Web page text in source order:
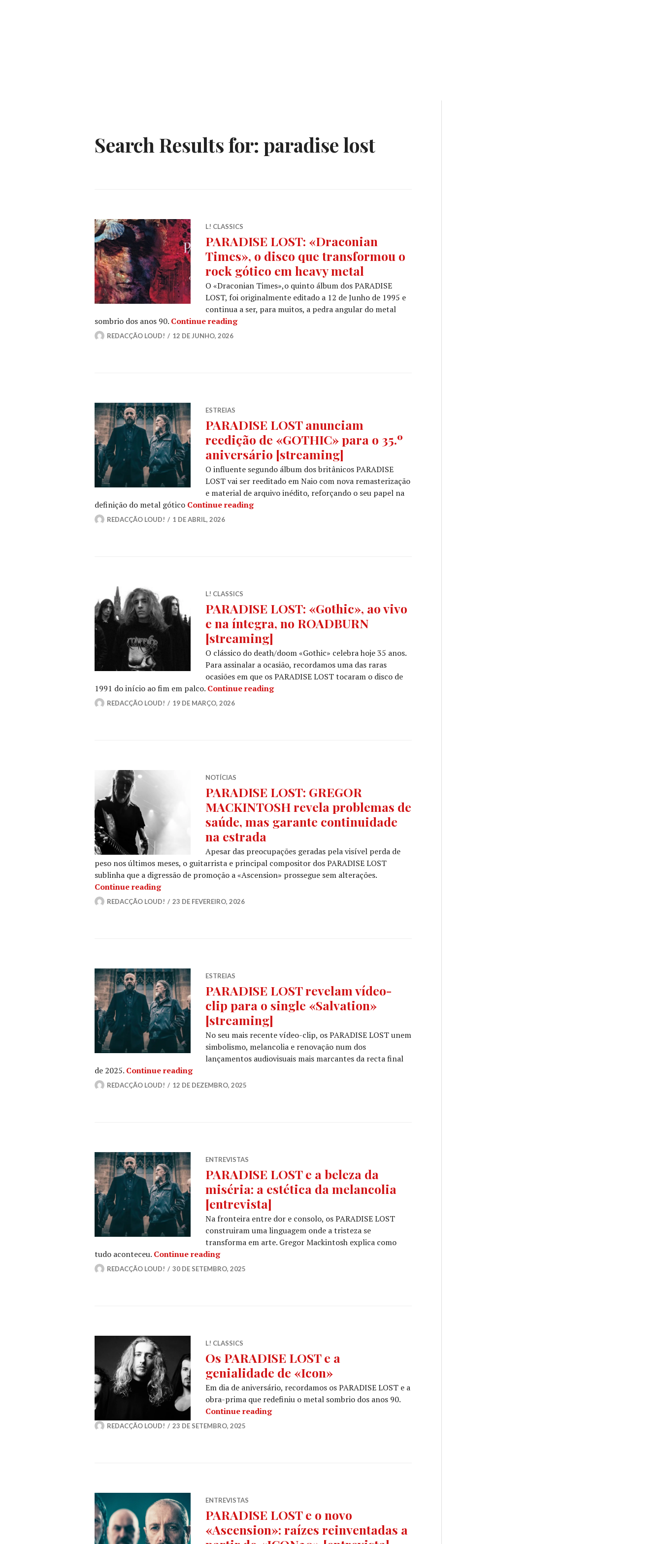
Search Results for: paradise lost
L! CLASSICS
PARADISE LOST: «Draconian
Times», o disco que transformou o
rock gótico em heavy metal
O «Draconian Times»,o quinto álbum dos PARADISE
LOST, foi originalmente editado a 12 de Junho de 1995 e
continua a ser, para muitos, a pedra angular do metal
sombrio dos anos 90. Continue readingPARADISE LOST: «Draconian Times», o disco que transformou o rock gótico em heavy metal
REDACÇÃO LOUD! 12 DE JUNHO, 2026
ESTREIAS
PARADISE LOST anunciam
reedição de «GOTHIC» para o 35.º
aniversário [streaming]
O influente segundo álbum dos britânicos PARADISE
LOST vai ser reeditado em Naio com nova remasterização
e material de arquivo inédito, reforçando o seu papel na
definição do metal gótico Continue readingPARADISE LOST anunciam reedição de «GOTHIC» para o 35.º aniversário [streaming]
REDACÇÃO LOUD! 1 DE ABRIL, 2026
L! CLASSICS
PARADISE LOST: «Gothic», ao vivo
e na íntegra, no ROADBURN
[streaming]
O clássico do death/doom «Gothic» celebra hoje 35 anos.
Para assinalar a ocasião, recordamos uma das raras
ocasiões em que os PARADISE LOST tocaram o disco de
1991 do início ao fim em palco. Continue readingPARADISE LOST: «Gothic», ao vivo e na íntegra, no ROADBURN [streaming]
REDACÇÃO LOUD! 19 DE MARÇO, 2026
NOTÍCIAS
PARADISE LOST: GREGOR
MACKINTOSH revela problemas de
saúde, mas garante continuidade
na estrada
Apesar das preocupações geradas pela visível perda de
peso nos últimos meses, o guitarrista e principal compositor dos PARADISE LOST
sublinha que a digressão de promoção a «Ascension» prossegue sem alterações.
Continue readingPARADISE LOST: GREGOR MACKINTOSH revela problemas de saúde, mas garante continuidade na estrada
REDACÇÃO LOUD! 23 DE FEVEREIRO, 2026
ESTREIAS
PARADISE LOST revelam vídeo-
clip para o single «Salvation»
[streaming]
No seu mais recente vídeo-clip, os PARADISE LOST unem
simbolismo, melancolia e renovação num dos
lançamentos audiovisuais mais marcantes da recta final
de 2025. Continue readingPARADISE LOST revelam vídeo-clip para o single «Salvation» [streaming]
REDACÇÃO LOUD! 12 DE DEZEMBRO, 2025
ENTREVISTAS
PARADISE LOST e a beleza da
miséria: a estética da melancolia
[entrevista]
Na fronteira entre dor e consolo, os PARADISE LOST
construiram uma linguagem onde a tristeza se
transforma em arte. Gregor Mackintosh explica como
tudo aconteceu. Continue readingPARADISE LOST e a beleza da miséria: a estética da melancolia [entrevista]
REDACÇÃO LOUD! 30 DE SETEMBRO, 2025
L! CLASSICS
Os PARADISE LOST e a
genialidade de «Icon»
Em dia de aniversário, recordamos os PARADISE LOST e a
obra-prima que redefiniu o metal sombrio dos anos 90.
Continue readingOs PARADISE LOST e a genialidade de «Icon»
REDACÇÃO LOUD! 23 DE SETEMBRO, 2025
ENTREVISTAS
PARADISE LOST e o novo
«Ascension»: raízes reinventadas a